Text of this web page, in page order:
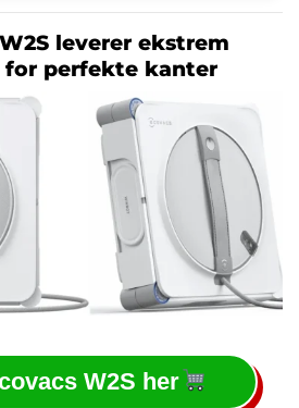
leverer ekstrem
for perfekte kanter
W2S her